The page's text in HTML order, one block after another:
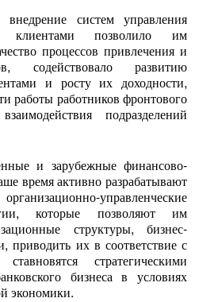
систем управления
клиентами позволило им
процессов привлечения и
содействовало развитию
и росту их доходности,
работы работников фронтового
подразделений
и зарубежные финансово-
время активно разрабатывают
управленческие
которые позволяют им
структуры, бизнес-
приводить их в соответствие с
стратегическими
бизнеса в условиях
экономики.